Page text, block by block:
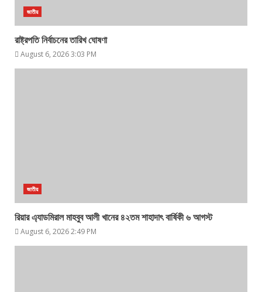
জাতীয়
রাষ্ট্রপতি নির্বাচনের তারিখ ঘোষণা
August 6, 2026 3:03 PM
জাতীয়
রিয়ার এ্যাডমিরাল মাহবুব আলী খানের ৪২তম শাহাদাৎ বার্ষিকী ৬ আগস্ট
August 6, 2026 2:49 PM